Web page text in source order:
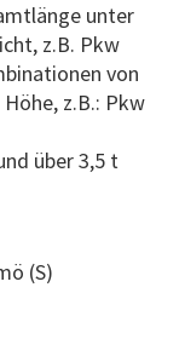
unter
z.B. Pkw
von
z.B.: Pkw
über 3,5 t
(S)